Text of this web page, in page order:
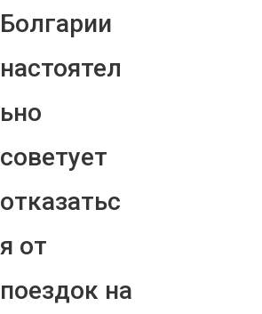
Болгарии
настоятел
ьно
советует
отказатьс
я от
поездок на